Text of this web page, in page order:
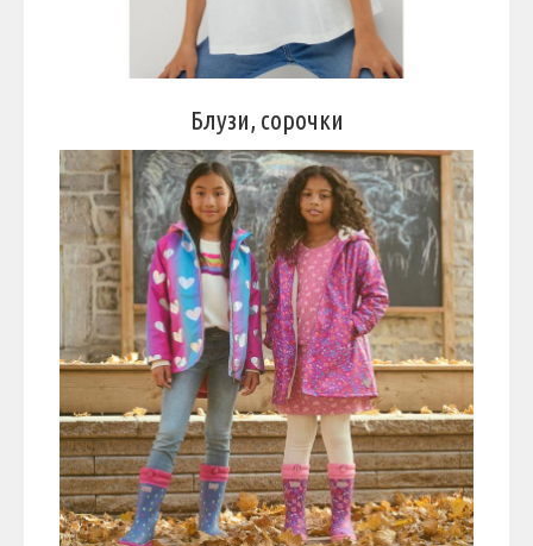
Блузи, сорочки